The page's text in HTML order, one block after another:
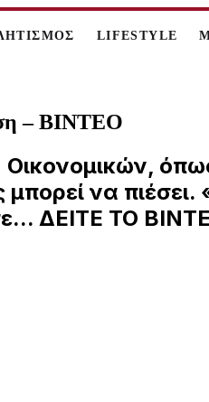
LIFESTYLE
– ΒΙΝΤΕΟ
Οικονομικών,
να πιέσει.
ΔΕΙΤΕ ΤΟ